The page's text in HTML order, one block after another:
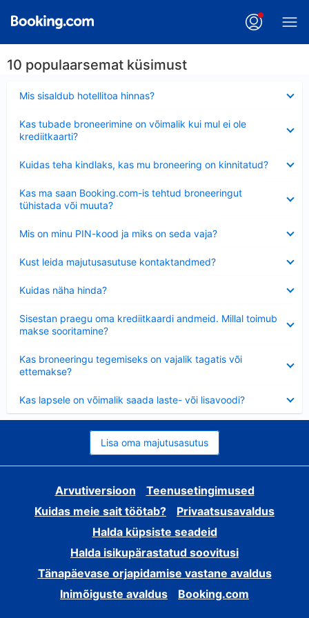
10 populaarsemat küsimust
Mis sisaldub hotellitoa hinnas?
Kas tubade broneerimine on võimalik kui mul ei ole
krediitkaarti?
Kuidas teha kindlaks, kas mu broneering on kinnitatud?
Kas ma saan Booking.com-is tehtud broneeringut
tühistada või muuta?
Mis on minu PIN-kood ja miks on seda vaja?
Kust leida majutusasutuse kontaktandmed?
Kuidas näha hinda?
Sisestan praegu oma krediitkaardi andmeid. Millal toimub
makse sooritamine?
Kas broneeringu tegemiseks on vajalik tagatis või
ettemakse?
Kas lapsele on võimalik saada laste- või lisavoodi?
Lisa oma majutusasutus
Arvutiversioon
Teenusetingimused
Kuidas meie sait töötab?
Privaatsusavaldus
Halda küpsiste seadeid
Halda isikupärastatud soovitusi
Tänapäevase orjapidamise vastane avaldus
Inimõiguste avaldus
Booking.com